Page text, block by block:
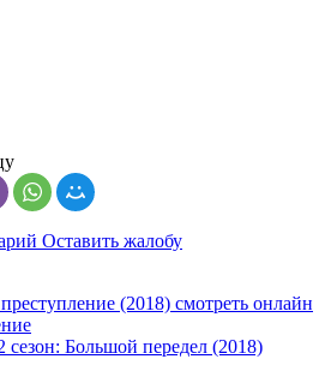
Оставить жалобу